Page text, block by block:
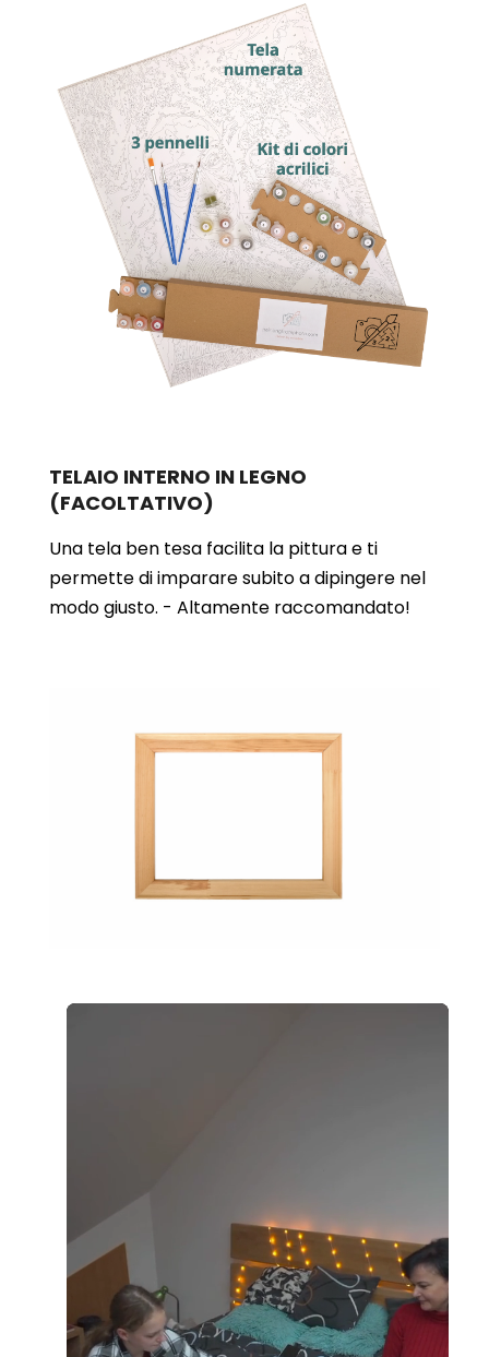
TELAIO INTERNO IN LEGNO
(FACOLTATIVO)
Una tela ben tesa facilita la pittura e ti
permette di imparare subito a dipingere nel
modo giusto. - Altamente raccomandato!